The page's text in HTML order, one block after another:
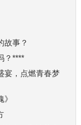
故事？
？****
宴，点燃青春梦